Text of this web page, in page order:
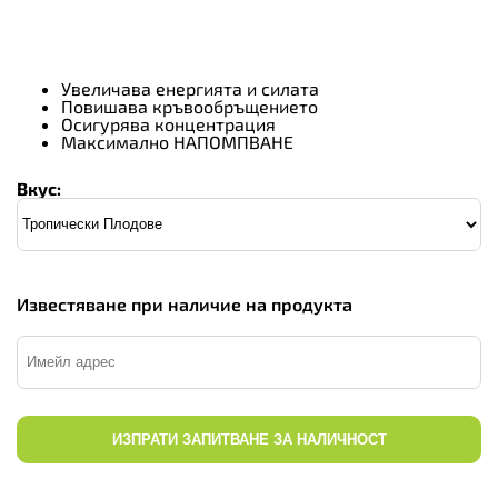
Увеличава енергията и силата
Повишава кръвообръщението
Осигурява концентрация
Максимално НАПОМПВАНЕ
Вкус:
Известяване при наличие на продукта
ИЗПРАТИ ЗАПИТВАНЕ ЗА НАЛИЧНОСТ